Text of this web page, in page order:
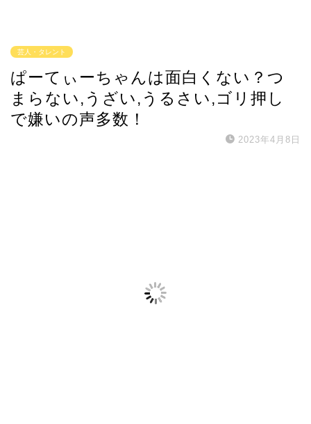
芸人・タレント
ぱーてぃーちゃんは面白くない？つ
まらない,うざい,うるさい,ゴリ押し
で嫌いの声多数！
2023年4月8日